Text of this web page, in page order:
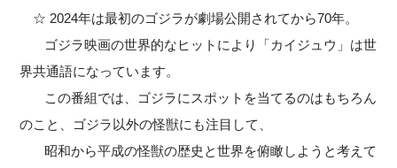
☆ 2024年は最初のゴジラが劇場公開されてから70年。
ゴジラ映画の世界的なヒットにより「カイジュウ」は世
界共通語になっています。
この番組では、ゴジラにスポットを当てるのはもちろん
のこと、ゴジラ以外の怪獣にも注目して、
昭和から平成の怪獣の歴史と世界を俯瞰しようと考えて